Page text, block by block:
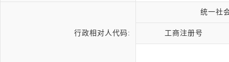
行政相对人代码:
统一社
工商注册号